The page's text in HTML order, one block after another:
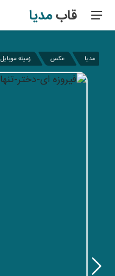
قابمدیا
مدیا عکس زمینه موبایل